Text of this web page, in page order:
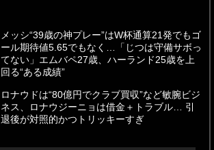
メッシ“39歳の神プレー”はW杯通算21発でもゴ
ール期待値5.65でもなく…「じつは守備サボっ
てない」エムバペ27歳、ハーランド25歳を上
回る“ある成績”
ロナウドは“80億円でクラブ買収”など敏腕ビジ
ネス、ロナウジーニョは借金＋トラブル… 引
退後が対照的かつトリッキーすぎ